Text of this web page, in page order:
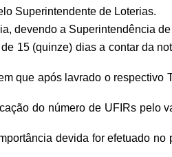
Superintendente de Loterias.
devendo a Superintendência
15 (quinze) dias a contar da
que após lavrado o respectivo
do número de UFIRs pelo
devida for efetuado